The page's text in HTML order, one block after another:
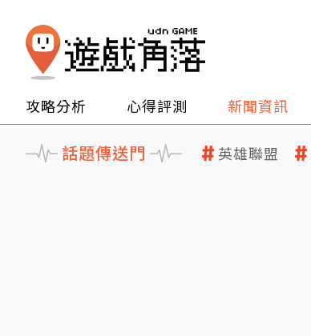
攻略分析 心得評測 新聞資訊
話題傳送門 英雄聯盟